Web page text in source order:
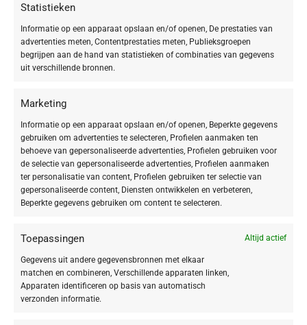
Statistieken
Informatie op een apparaat opslaan en/of openen, De prestaties van
advertenties meten, Contentprestaties meten, Publieksgroepen
begrijpen aan de hand van statistieken of combinaties van gegevens
uit verschillende bronnen.
Marketing
Informatie op een apparaat opslaan en/of openen, Beperkte gegevens
gebruiken om advertenties te selecteren, Profielen aanmaken ten
behoeve van gepersonaliseerde advertenties, Profielen gebruiken voor
de selectie van gepersonaliseerde advertenties, Profielen aanmaken
ter personalisatie van content, Profielen gebruiken ter selectie van
gepersonaliseerde content, Diensten ontwikkelen en verbeteren,
Beperkte gegevens gebruiken om content te selecteren.
Toepassingen Altijd actief
Gegevens uit andere gegevensbronnen met elkaar
matchen en combineren, Verschillende apparaten linken,
Apparaten identificeren op basis van automatisch
verzonden informatie.
TOEPASSING
Gezicht
Hals en décolleté
SOORT PRODUCT
Reiniging
Gecombineerde huid
22,90 €18,32